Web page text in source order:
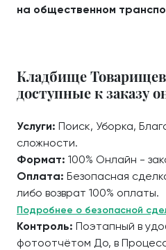
на общественном
Кладбище
доступные к заказу
Услуги: Поиск, Уборка,
сложности.
Формат: 100% Онлайн -
Оплата: Безопасная
либо возврат 100% оплаты.
Подробнее о безопасной
Контроль: Поэтапный в
фотоотчётом До, в